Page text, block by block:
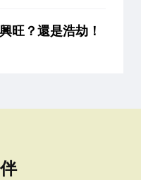
旺？還是浩劫！